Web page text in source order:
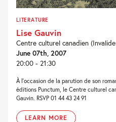
LITERATURE
Lise Gauvin
Centre culturel canadien
June 07th, 2007
20:00 - 21:30
À l’occasion de la parution de son
éditions Punctum, le Centre culturel
Gauvin. RSVP 01 44 43 24 91
LEARN MORE